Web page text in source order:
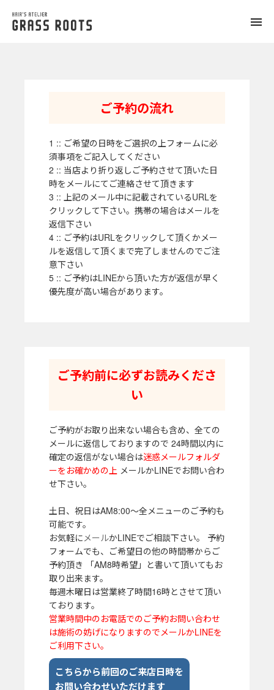
toggle
ご予約の流れ
1 :: ご希望の日時をご選択の上フォームに必
須事項をご記入してください
2 :: 当店より折り返しご予約させて頂いた日
時をメールにてご連絡させて頂きます
3 :: 上記のメール中に記載されているURLを
クリックして下さい。携帯の場合はメールを
返信下さい
4 :: ご予約はURLをクリックして頂くかメー
ルを返信して頂くまで完了しませんのでご注
意下さい
5 :: ご予約はLINEから頂いた方が返信が早く
優先度が高い場合があります。
ご予約前に必ずお読みくださ
い
ご予約がお取り出来ない場合も含め、全ての
メールに返信しておりますので 24時間以内に
確定の返信がない場合は迷惑メールフォルダ
ーをお確かめの上 メールかLINEでお問い合わ
せ下さい。
土日、祝日はAM8:00～全メニューのご予約も
可能です。
お気軽に メールかLINEでご相談下さい。 予約
フォームでも、ご希望日の他の時間帯からご
予約頂き 「AM8時希望」と書いて頂いてもお
取り出来ます。
毎週木曜日は営業終了時間16時とさせて頂い
ております。
営業時間中のお電話でのご予約お問い合わせ
は施術の妨げになりますのでメールかLINEを
ご利用下さい。
こちらから前回のご来店日時を
お問い合わせいただけます